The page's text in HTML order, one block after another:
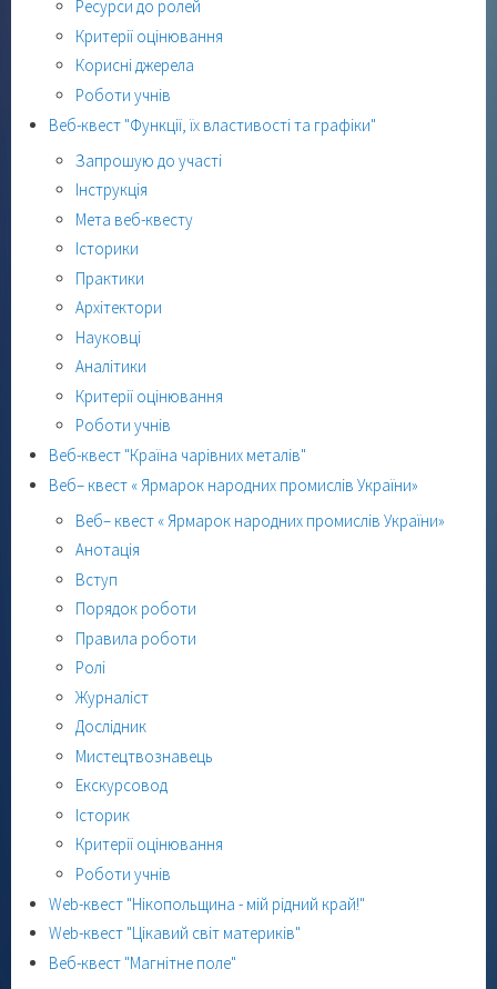
Ресурси до ролей
Критерії оцінювання
Корисні джерела
Роботи учнів
Веб-квест "Функції, їх властивості та графіки"
Запрошую до участі
Інструкція
Мета веб-квесту
Історики
Практики
Архітектори
Науковці
Аналітики
Критерії оцінювання
Роботи учнів
Веб-квест "Країна чарівних металів"
Веб– квест « Ярмарок народних промислів України»
Веб– квест « Ярмарок народних промислів України»
Анотація
Вступ
Порядок роботи
Правила роботи
Ролі
Журналіст
Дослідник
Мистецтвознавець
Екскурсовод
Історик
Критерії оцінювання
Роботи учнів
Web-квест "Нікопольщина - мій рідний край!"
Web-квест "Цікавий світ материків"
Веб-квест "Магнітне поле"